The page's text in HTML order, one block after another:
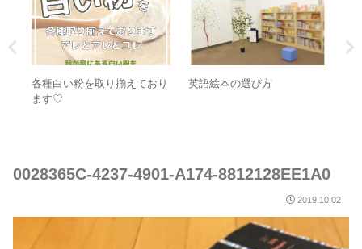
各種白い粉を取り揃えており
ます♡
英語絵本の選び方
0028365C-4237-4901-A174-8812128EE1A0
2019.10.02